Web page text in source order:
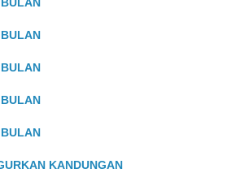
KANDUNGAN